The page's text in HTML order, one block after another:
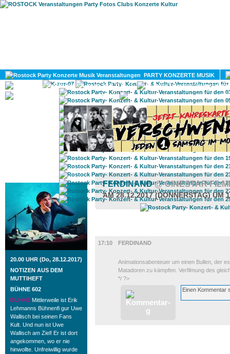
PARTY KONZERTE MUSIK
KULTUR
GAY
ROSTOCK TAGESTIPP
20.00 UHR (Do, 28.12.2017)
NOTIZEN AUS DEM
MUTTIHEFT
BÜHNE 602
BÜHNE Mittlerweile ist Erik
Lehmanns Bühnenfi gur Uwe
Wallisch bei seinen Fans
Kult. Und nun ist Uwe
Wallisch am Ziel! Er ist dort
angekommen, wo er nie
hinwollte. Unfreiwillig wurde
FERDINAND@ CINESTAR
AM 28.12.2017 (DONNERSTAG) UM
17:10
FERDINAND
Animationsabenteuer um einen Bullen, der
Matadoren zu kämpfen. Verfilmung des
*/ ?>